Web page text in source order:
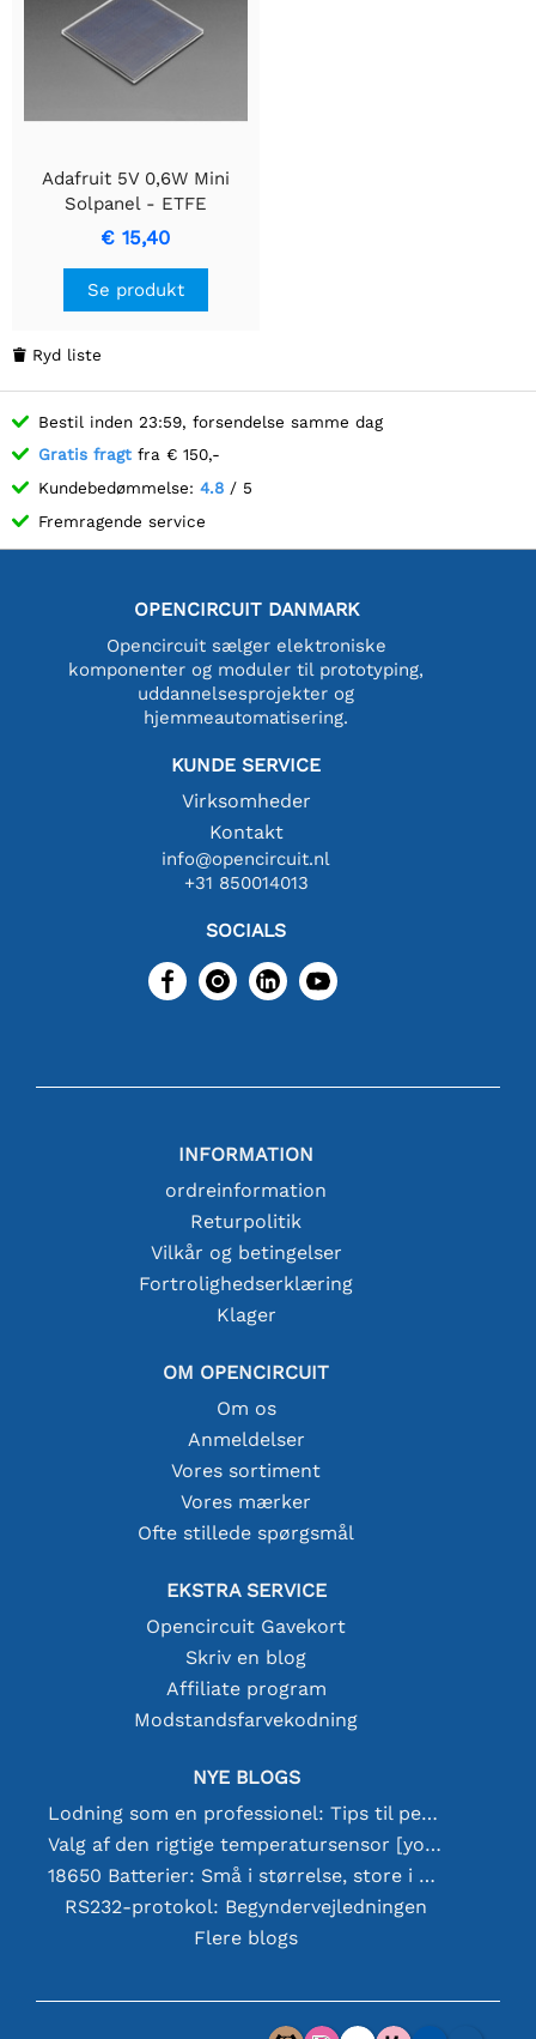
Adafruit 5V 0,6W Mini
Solpanel - ETFE
€ 15,40
Se produkt
 Ryd liste
Bestil inden 23:59, forsendelse samme dag
Gratis fragt fra € 150,-
Kundebedømmelse: 4.8 / 5
Fremragende service
OPENCIRCUIT DANMARK
Opencircuit sælger elektroniske
komponenter og moduler til prototyping,
uddannelsesprojekter og
hjemmeautomatisering.
KUNDE SERVICE
Virksomheder
Kontakt
info@opencircuit.nl
+31 850014013
SOCIALS
INFORMATION
ordreinformation
Returpolitik
Vilkår og betingelser
Fortrolighedserklæring
Klager
OM OPENCIRCUIT
Om os
Anmeldelser
Vores sortiment
Vores mærker
Ofte stillede spørgsmål
EKSTRA SERVICE
Opencircuit Gavekort
Skriv en blog
Affiliate program
Modstandsfarvekodning
NYE BLOGS
Lodning som en professionel: Tips til perfekte elektroniske forbindelser
Valg af den rigtige temperatursensor [youtube]
18650 Batterier: Små i størrelse, store i ydeevne
RS232-protokol: Begyndervejledningen
Flere blogs